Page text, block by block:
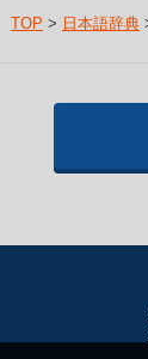
TOP > 日本語辞典